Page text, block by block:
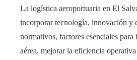
La logística aeroportuaria en El
incorporar tecnología, innovación y
normativos, factores esenciales para
aérea, mejorar la eficiencia